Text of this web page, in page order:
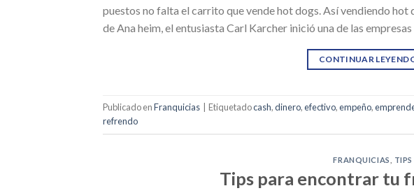
puestos no falta el carrito que vende hot dogs. Así vendiendo hot
de Ana heim, el entusiasta Carl Karcher inició una de las
CONTINUAR
Publicado enFranquicias Etiquetadocash,dinero,efectivo,empeño,
refrendo
FRANQUICIAS TIPS
Tips para encontrar tu